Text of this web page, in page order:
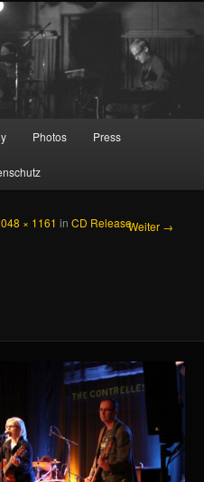
Photos Press
Bilder-
Weiter →
× 1161 inCD Release